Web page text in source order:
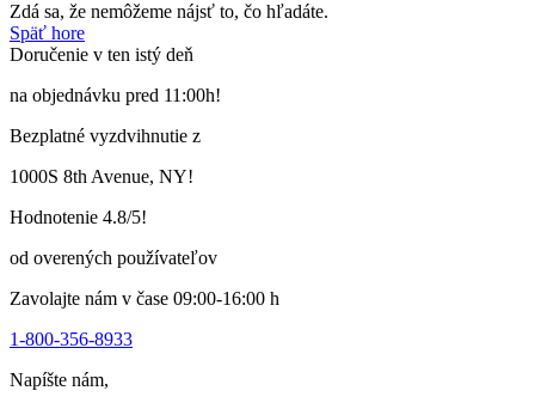
Zdá sa, že nemôžeme nájsť to, čo hľadáte.
Späť hore
Doručenie v ten istý deň
na objednávku pred 11:00h!
Bezplatné vyzdvihnutie z
1000S 8th Avenue, NY!
Hodnotenie 4.8/5!
od overených používateľov
Zavolajte nám v čase 09:00-16:00 h
1-800-356-8933
Napíšte nám,